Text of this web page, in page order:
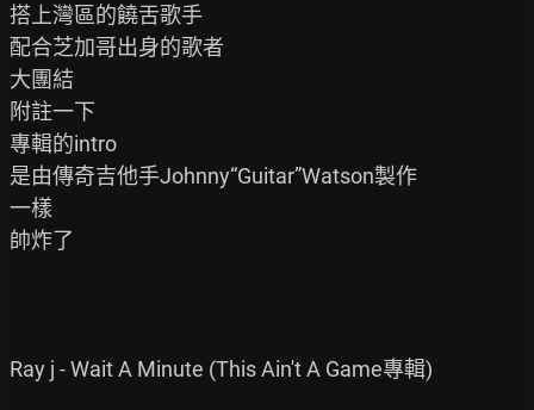
搭上灣區的饒舌歌手
配合芝加哥出身的歌者
大團結
附註一下
專輯的intro
是由傳奇吉他手Johnny“Guitar”Watson製作
一樣
帥炸了
Ray j - Wait A Minute (This Ain't A Game專輯)